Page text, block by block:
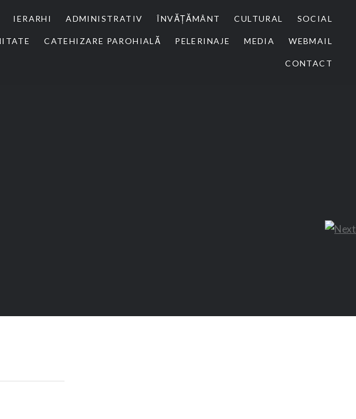
IERARHI ADMINISTRATIV ÎNVĂȚĂMÂNT CULTURAL SOCIAL
CATEHIZARE PAROHIALĂ PELERINAJE MEDIA WEBMAIL
CONTACT